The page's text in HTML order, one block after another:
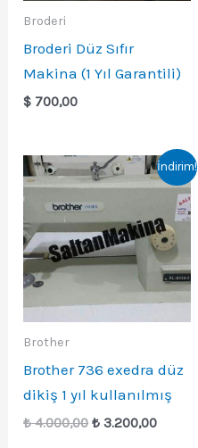
Broderi
Broderi Düz Sıfır
Makina (1 Yıl Garantili)
$ 700,00
İndirim!
Brother
Brother 736 exedra düz
dikiş 1 yıl kullanılmış
₺4.000,00 Orijinal
₺ 3.200,00Şu